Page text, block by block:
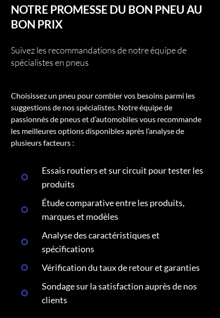
NOTRE PROMESSE DU BON PNEU AU
BON PRIX
Suivez les recommandations de notre équipe de
spécialistes en pneus
Choisissez un pneu pour combler vos besoins parmi les
suggestions de nos spécialistes. Notre équipe de
passionnés de pneus et d’automobiles vous recommande
les meilleures options disponibles après l’analyse de
plusieurs facteurs :
Essais routiers et sur circuit pour tester les
produits
Étude comparative entre les produits,
marques et modèles
Analyse des caractéristiques et
spécifications
Vérification du taux de retour et garanties
Sondage sur la satisfaction auprès de nos
clients